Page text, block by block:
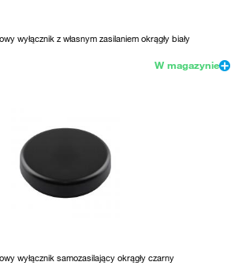
wyłącznik z własnym zasilaniem okrągły biały
W magazynie
wyłącznik samozasilający okrągły czarny